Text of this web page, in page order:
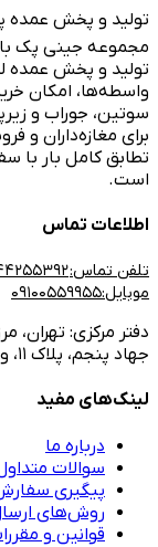
و پخش عمده
جینی پک با دارا
و پخش عمده لباس
امکان خرید
جوراب و زیرپوش
و
کامل بار با
تماس
44255392-۰۲۱
تهران،
پلاک ۱۱، واحد ۱
مفید
درباره ما
سوالات متداول
پیگیری سفارش
روش‌های ارسال
قوانین و مقررات